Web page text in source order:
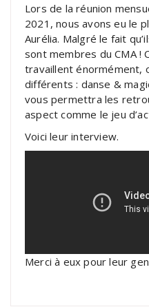
Lors de la réunion
2021, nous avons eu le
Aurélia. Malgré le fait
sont membres du CMA !
travaillent énormément,
différents : danse &
vous permettra les
aspect comme le jeu
Voici leur interview.
Merci à eux pour leur